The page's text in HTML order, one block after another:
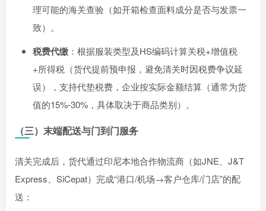
理可能的海关查验（如开箱检查面料成分是否与发票一
致）。
税费代缴 ：根据服装类型及HS编码计算关税+增值税
+所得税（货代提前预申报，避免清关时因税费争议延
误），支持代垫税费，企业按实际金额结算（通常为货
值的15%-30%，具体取决于商品类别）。
（三）末端配送与门到门服务
清关完成后，货代通过印尼本地合作物流商（如JNE、J&T
Express、SiCepat）完成“港口/机场→客户仓库/门店”的配
送：